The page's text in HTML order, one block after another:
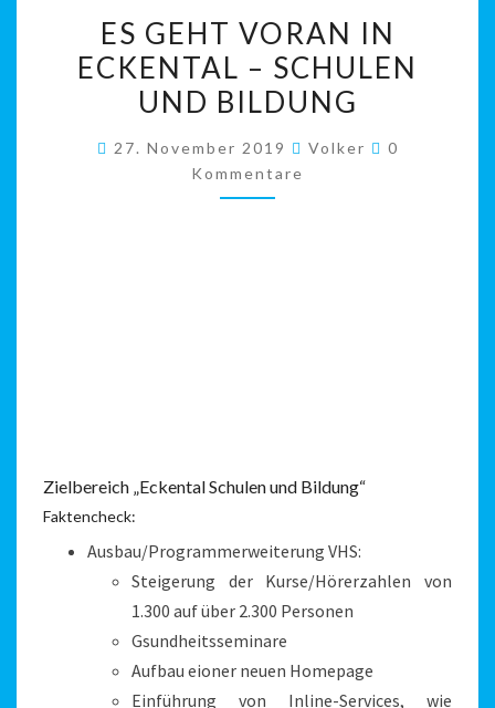
GEHT
VORAN
IN
–
ES GEHT VORAN IN
ECKENTAL – SCHULEN
UND BILDUNG
27. November 2019 Volker Kommentare
0
Kommentare
Zielbereich „Eckental Schulen und Bildung“
Faktencheck:
Ausbau/Programmerweiterung VHS:
Steigerung der Kurse/Hörerzahlen von
1.300 auf über 2.300 Personen
Gsundheitsseminare
Aufbau eioner neuen Homepage
Einführung von Inline-Services, wie